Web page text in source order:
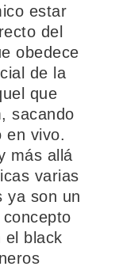
estar
del
obedece
de la
que
sacando
en vivo.
más allá
varias
ya son un
el black